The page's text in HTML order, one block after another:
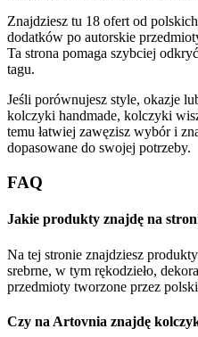
Znajdziesz tu 18 ofert od
dodatków po autorskie
Ta strona pomaga szybciej
tagu.
Jeśli porównujesz style, okazje
kolczyki handmade, kolczyki
temu łatwiej zawęzisz wybór i
dopasowane do swojej potrzeby.
FAQ
Jakie produkty znajdę na
Na tej stronie znajdziesz
srebrne, w tym rękodzieło,
przedmioty tworzone przez
Czy na Artovnia znajdę